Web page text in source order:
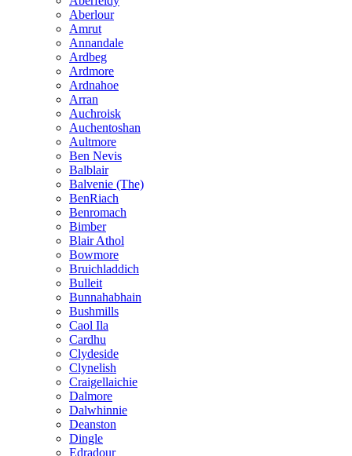
Aberlour
Amrut
Annandale
Ardbeg
Ardmore
Ardnahoe
Arran
Auchroisk
Auchentoshan
Aultmore
Ben Nevis
Balblair
Balvenie (The)
BenRiach
Benromach
Bimber
Blair Athol
Bowmore
Bruichladdich
Bulleit
Bunnahabhain
Bushmills
Caol Ila
Cardhu
Clydeside
Clynelish
Craigellaichie
Dalmore
Dalwhinnie
Deanston
Dingle
Edradour